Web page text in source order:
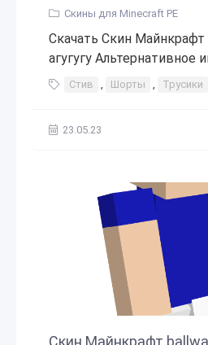
Скины для Minecraft PE
Скачать Скин
агугугу Альтернативное
Стив , Шорты , Трусики
23.05.23
Скин Майнкрафт